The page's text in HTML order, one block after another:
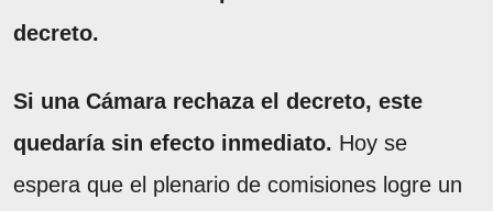
decreto.
Si una Cámara rechaza el decreto, este
quedaría sin efecto inmediato. Hoy se
espera que el plenario de comisiones logre un